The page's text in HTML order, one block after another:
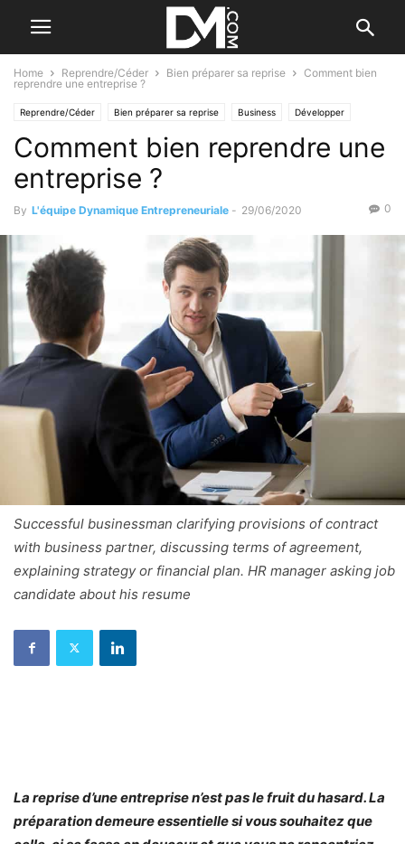
Home Reprendre/Céder Bien préparer sa reprise
Comment bien
reprendre une entreprise ?
Reprendre/Céder Bien préparer sa reprise Business Développer
Conseils
Comment bien reprendre une
entreprise ?
By L'équipe Dynamique Entrepreneuriale - 29/06/2020 0
Successful businessman clarifying provisions of contract
with business partner, discussing terms of agreement,
explaining strategy or financial plan. HR manager asking job
candidate about his resume
La reprise d’une entreprise n’est pas le fruit du hasard. La
préparation demeure essentielle si vous souhaitez que